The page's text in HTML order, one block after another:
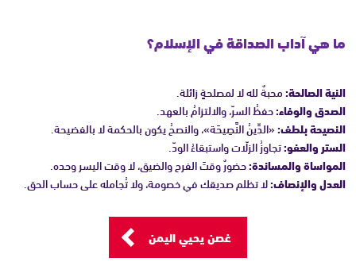
ما هي آداب الصداقة في الإسلام؟
النية الصالحة:محبةٌ لله لا لمصلحةٍ زائلة.
الصدق والوفاء:حفظُ السرّ، والالتزامُ بالعهد.
النصيحة بلطف:«الدِّينُ النَّصِيحَة»، والنصحُ يكون بالحكمة لا بالفضيحة.
الستر والعفو:تجاوزُ الزلّات واستبقاءُ الودّ.
المواساة والمساندة:حضورٌ وقتَ الفرح والضيق، لا وقت اليسر وحده.
العدل والإنصاف:لا تظلم صديقك في خصومة، ولا تُجامله على حساب الحق.
غصن يحيي اليمن